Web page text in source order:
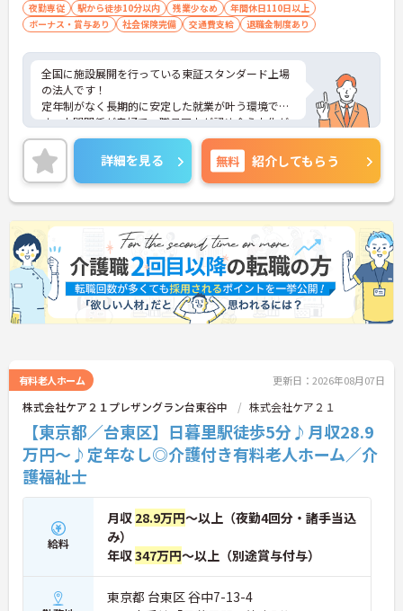
夜勤専従 駅から徒歩10分以内 残業少なめ
年間休日110日以上
ボーナス・賞与あり
社会保険完備 交通費支給 退職金制度あり
全国に施設展開を行っている東証スタンダード上場
の法人です！
定年制がなく長期的に安定した就業が叶う環境で
す。人間関係が良好で、職員同士が認め合う文化が
根付いています。
ご興味のある方には、面接対策ポイントなど、さら
に詳細をご案内しますのでお気軽にご相談くださ
い！
詳細を見る 無料 紹介してもらう
有料老人ホーム 更新日：2026年08月07日
株式会社ケア２１プレザングラン台東谷中 株式会社ケア２１
【東京都／台東区】日暮里駅徒歩5分♪月収28.9
万円～♪定年なし◎介護付き有料老人ホーム／介
護福祉士
給料
月収 28.9万円～以上（夜勤4回分・諸手当込
み）
年収347万円～以上（別途賞与付与）
東京都 台東区 谷中7-13-4